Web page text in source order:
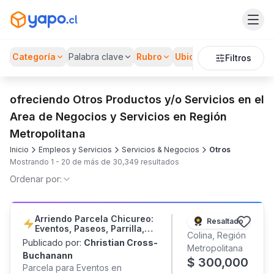
Categoría Palabra clave Rubro Ubicación Filtros
ofreciendo Otros Productos y/o Servicios en el
Area de Negocios y Servicios en Región
Metropolitana
Inicio Empleos y Servicios Servicios & Negocios
Otros
Mostrando 1 - 20 de más de 30,349 resultados
Ordenar por:
Arriendo Parcela Chicureo:
Eventos, Paseos, Parrilla,
Campo
Publicado por: Christian Cross-
Buchanann
Parcela para Eventos en
Resaltado
Colina, Región
Metropolitana
$ 300,000